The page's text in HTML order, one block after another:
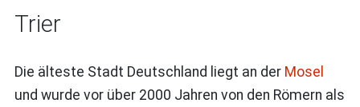
Trier
Die älteste Stadt Deutschland liegt an der Mosel
und wurde vor über 2000 Jahren von den Römern als